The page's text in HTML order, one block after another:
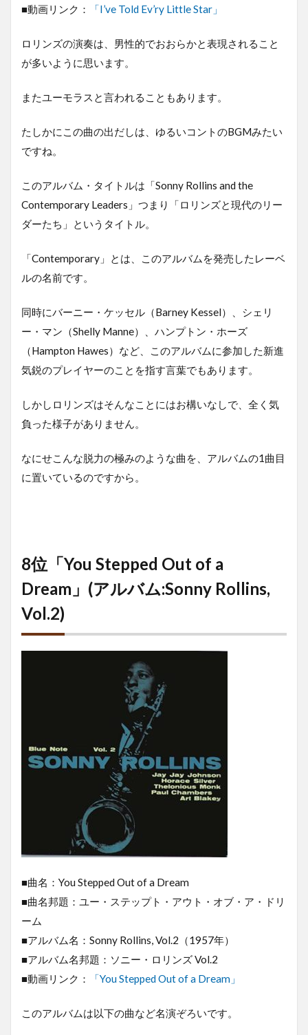
■動画リンク： 「I’ve Told Ev’ry Little Star」
ロリンズの演奏は、男性的でおおらかと表現されること
が多いように思います。
またユーモラスと言われることもあります。
たしかにこの曲の出だしは、ゆるいコントのBGMみたい
ですね。
このアルバム・タイトルは「Sonny Rollins and the
Contemporary Leaders」つまり「ロリンズと現代のリー
ダーたち」というタイトル。
「Contemporary」とは、このアルバムを発売したレーベ
ルの名前です。
同時にバーニー・ケッセル（Barney Kessel）、シェリ
ー・マン（Shelly Manne）、ハンプトン・ホーズ
（Hampton Hawes）など、このアルバムに参加した新進
気鋭のプレイヤーのことを指す言葉でもあります。
しかしロリンズはそんなことにはお構いなしで、全く気
負った様子がありません。
なにせこんな脱力の極みのような曲を、アルバムの1曲目
に置いているのですから。
8位「You Stepped Out of a
Dream」(アルバム:Sonny Rollins,
Vol.2)
■曲名：You Stepped Out of a Dream
■曲名邦題：ユー・ステップト・アウト・オブ・ア・ドリ
ーム
■アルバム名：Sonny Rollins, Vol.2（1957年）
■アルバム名邦題：ソニー・ロリンズ Vol.2
■動画リンク：
「You Stepped Out of a Dream」
このアルバムは以下の曲など名演ぞろいです。